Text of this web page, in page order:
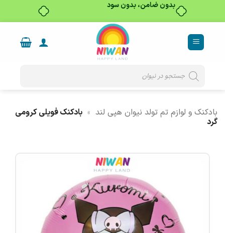
بدون ضامن، بدون سود
content
search
بادکنک و لوازم تم تولد نیوان هپی لند » بادکنک فویلی کرومی
گرد